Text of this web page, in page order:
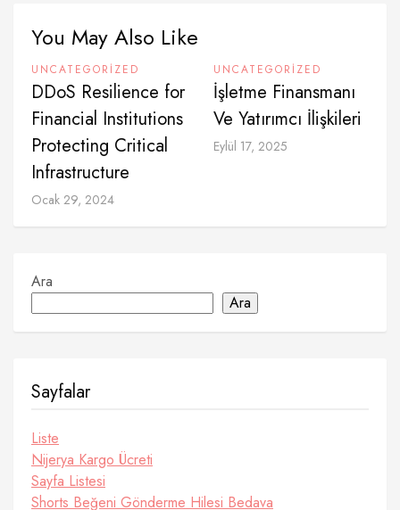
You May Also Like
UNCATEGORIZED
DDoS Resilience for
Financial Institutions
Protecting Critical
Infrastructure
Ocak 29, 2024
UNCATEGORIZED
İşletme Finansmanı
Ve Yatırımcı İlişkileri
Eylül 17, 2025
Ara
Ara
Sayfalar
Liste
Nijerya Kargo Ücreti
Sayfa Listesi
Shorts Beğeni Gönderme Hilesi Bedava